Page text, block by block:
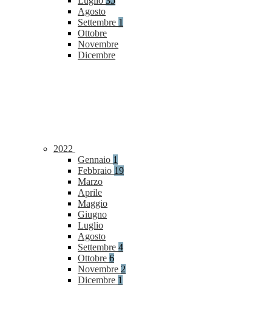
Agosto
Settembre 1
Ottobre
Novembre
Dicembre
2022
Gennaio 1
Febbraio 19
Marzo
Aprile
Maggio
Giugno
Luglio
Agosto
Settembre 4
Ottobre 6
Novembre 2
Dicembre 1